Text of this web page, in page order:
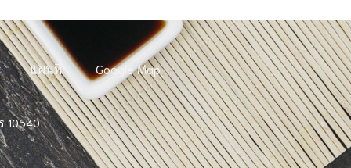
แผนที่ Google Map
10540